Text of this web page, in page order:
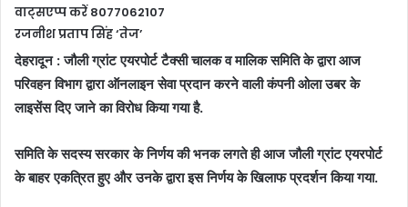
वाट्सएप्प करें 8077062107
रजनीश प्रताप सिंह ‘तेज’
देहरादून : जौली ग्रांट एयरपोर्ट टैक्सी चालक व मालिक समिति के द्वारा आज
परिवहन विभाग द्वारा ऑनलाइन सेवा प्रदान करने वाली कंपनी ओला उबर के
लाइसेंस दिए जाने का विरोध किया गया है.
समिति के सदस्य सरकार के निर्णय की भनक लगते ही आज जौली ग्रांट एयरपोर्ट
के बाहर एकत्रित हुए और उनके द्वारा इस निर्णय के खिलाफ प्रदर्शन किया गया.